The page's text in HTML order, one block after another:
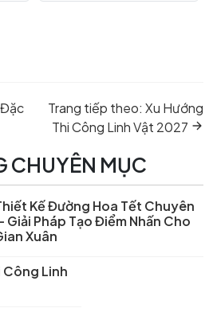
Trang tiếp theo: Next
post:
Xu Hướng
Thi Công Linh Vật 2027
CHUYÊN MỤC
Kế Đường Hoa Tết Chuyên
Giải Pháp Tạo Điểm Nhấn Cho
Xuân
Công Linh